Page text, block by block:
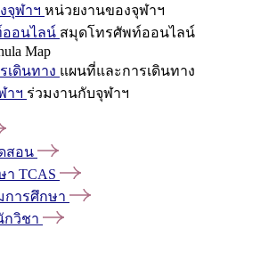
จุฬาฯ หน่วยงานของจุฬาฯ
อนไลน์ สมุดโทรศัพท์ออนไลน์
Map
เดินทาง แผนที่และการเดินทาง
าฯ ร่วมงานกับจุฬาฯ
สอน
า TCAS
การศึกษา
วิชา